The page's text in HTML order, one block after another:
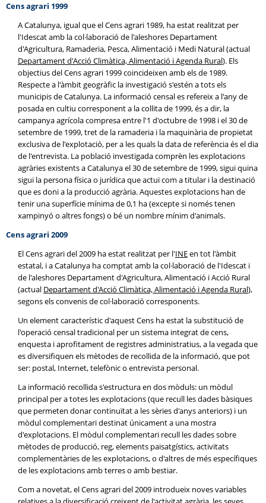
Cens agrari 1999
A Catalunya, igual que el Cens agrari 1989, ha estat realitzat per
l'Idescat amb la col·laboració de l'aleshores Departament
d'Agricultura, Ramaderia, Pesca, Alimentació i Medi Natural (actual
Departament d'Acció Climàtica, Alimentació i Agenda Rural). Els
objectius del Cens agrari 1999 coincideixen amb els de 1989.
Respecte a l'àmbit geogràfic la investigació s'estén a tots els
municipis de Catalunya. La informació censal es refereix a l'any de
posada en cultiu corresponent a la collita de 1999, és a dir, la
campanya agrícola compresa entre l'1 d'octubre de 1998 i el 30 de
setembre de 1999, tret de la ramaderia i la maquinària de propietat
exclusiva de l'explotació, per a les quals la data de referència és el dia
de l'entrevista. La població investigada comprèn les explotacions
agràries existents a Catalunya el 30 de setembre de 1999, sigui quina
sigui la persona física o jurídica que actuï com a titular i la destinació
que es doni a la producció agrària. Aquestes explotacions han de
tenir una superfície mínima de 0,1 ha (excepte si només tenen
xampinyó o altres fongs) o bé un nombre mínim d'animals.
Cens agrari 2009
El Cens agrari del 2009 ha estat realitzat per l'INEen tot l'àmbit
estatal, i a Catalunya ha comptat amb la col·laboració de l'Idescat i
de l'aleshores Departament d'Agricultura, Alimentació i Acció Rural
(actual Departament d'Acció Climàtica, Alimentació i Agenda Rural),
segons els convenis de col·laboració corresponents.
Un element característic d'aquest Cens ha estat la substitució de
l'operació censal tradicional per un sistema integrat de cens,
enquesta i aprofitament de registres administratius, a la vegada que
es diversifiquen els mètodes de recollida de la informació, que pot
ser: postal, Internet, telefònic o entrevista personal.
La informació recollida s'estructura en dos mòduls: un mòdul
principal per a totes les explotacions (que recull les dades bàsiques
que permeten donar continuïtat a les sèries d'anys anteriors) i un
mòdul complementari destinat únicament a una mostra
d'explotacions. El mòdul complementari recull les dades sobre
mètodes de producció, reg, elements paisatgístics, activitats
complementàries de les explotacions, o d'altres de més específiques
de les explotacions amb terres o amb bestiar.
Com a novetat, el Cens agrari del 2009 introdueix noves variables